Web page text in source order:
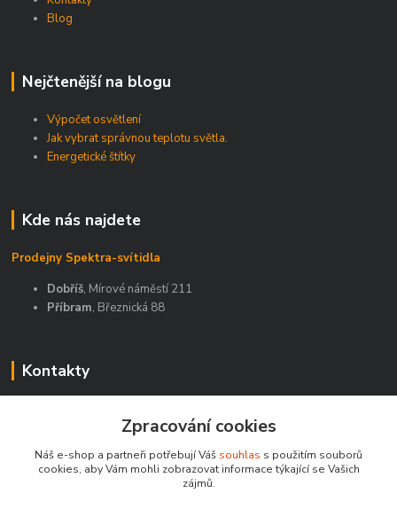
Blog
Nejčtenější na blogu
Výpočet osvětlení
Jak vybrat správnou teplotu světla.
Energetické štítky
Kde nás najdete
Prodejny Spektra-svítidla
Dobříš, Mírové náměstí 211
Příbram, Březnická 88
Kontakty
+420 603 811 188
spektra-svitidla@seznam.cz
Zpracování cookies
Náš e-shop a partneři potřebují Váš souhlas s použitím souborů
cookies, aby Vám mohli zobrazovat informace týkající se Vašich
zájmů.